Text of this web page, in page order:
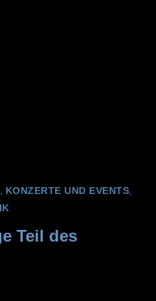
KONZERTE UND EVENTS
Teil des